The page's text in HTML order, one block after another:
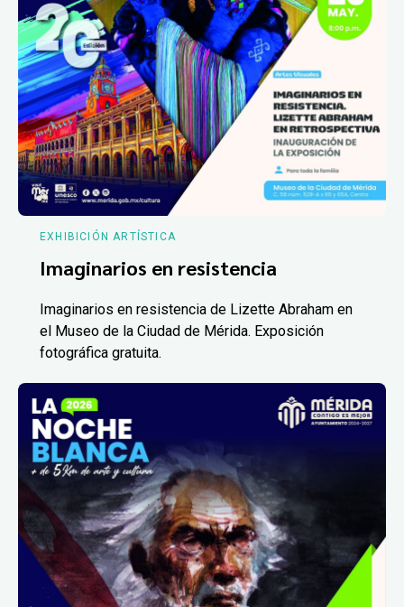
EXHIBICIÓN ARTÍSTICA
Imaginarios en resistencia
Imaginarios en resistencia de Lizette Abraham en
el Museo de la Ciudad de Mérida. Exposición
fotográfica gratuita.